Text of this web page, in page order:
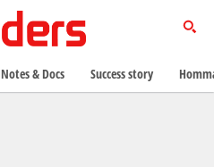
Notes & Docs Success story